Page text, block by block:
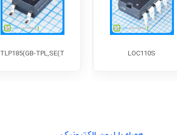
LOC110S
TLP185(GB-TPL,SE(T